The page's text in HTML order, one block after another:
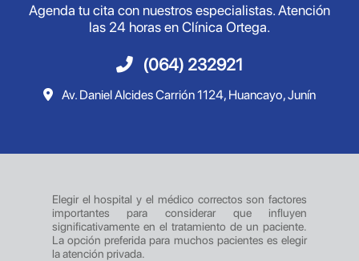
Agenda tu cita con nuestros especialistas. Atención
las 24 horas en Clínica Ortega.
(064) 232921
Av. Daniel Alcides Carrión 1124, Huancayo, Junín
Elegir el hospital y el médico correctos son factores
importantes para considerar que influyen
significativamente en el tratamiento de un paciente.
La opción preferida para muchos pacientes es elegir
la atención privada.